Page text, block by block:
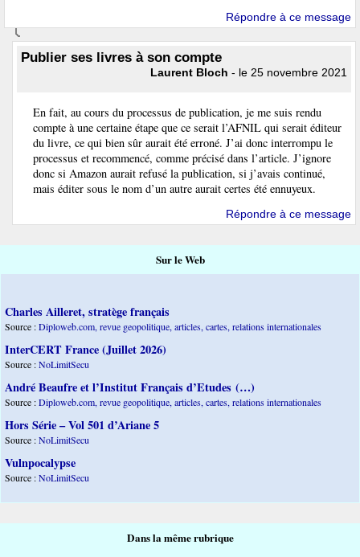
Répondre à ce message
Publier ses livres à son compte
Laurent Bloch - le 25 novembre 2021
En fait, au cours du processus de publication, je me suis rendu
compte à une certaine étape que ce serait l’AFNIL qui serait éditeur
du livre, ce qui bien sûr aurait été erroné. J’ai donc interrompu le
processus et recommencé, comme précisé dans l’article. J’ignore
donc si Amazon aurait refusé la publication, si j’avais continué,
mais éditer sous le nom d’un autre aurait certes été ennuyeux.
Répondre à ce message
Sur le Web
Charles Ailleret, stratège français
Source :Diploweb.com, revue geopolitique, articles, cartes, relations internationales
InterCERT France (Juillet 2026)
Source :NoLimitSecu
André Beaufre et l’Institut Français d’Etudes (…)
Source :Diploweb.com, revue geopolitique, articles, cartes, relations internationales
Hors Série – Vol 501 d’Ariane 5
Source :NoLimitSecu
Vulnpocalypse
Source :NoLimitSecu
Dans la même rubrique